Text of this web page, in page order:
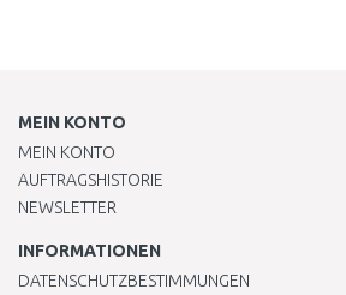
MEIN KONTO
MEIN KONTO
AUFTRAGSHISTORIE
NEWSLETTER
INFORMATIONEN
DATENSCHUTZBESTIMMUNGEN